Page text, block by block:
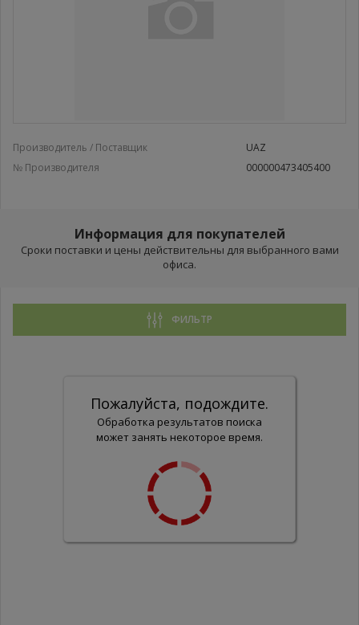
Производитель / Поставщик
UAZ
№ Производителя
000000473405400
Информация для покупателей
Сроки поставки и цены действительны для выбранного вами
офиса.
ФИЛЬТР
Пожалуйста, подождите.
Обработка результатов поиска
может занять некоторое время.